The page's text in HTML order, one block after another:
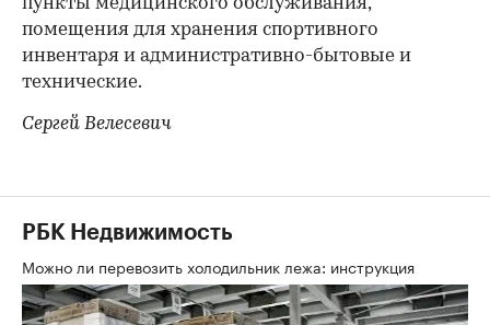
помещения для хранения спортивного
инвентаря и административно-бытовые и
технические.
Сергей Велесевич
РБК Недвижимость
Можно ли перевозить холодильник лежа: инструкция